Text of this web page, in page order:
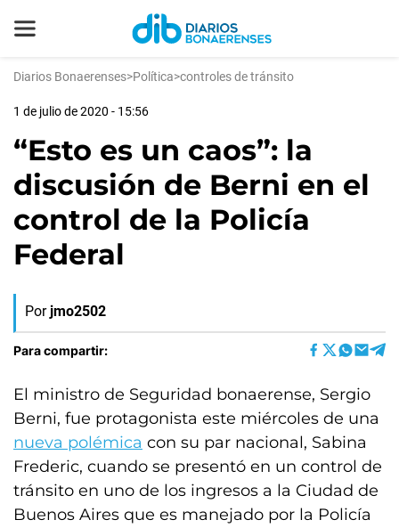
Diarios Bonaerenses>Política>controles de tránsito
1 de julio de 2020 - 15:56
“Esto es un caos”: la
discusión de Berni en el
control de la Policía
Federal
Por jmo2502
Para compartir:
El ministro de Seguridad bonaerense, Sergio
Berni, fue protagonista este miércoles de una
nueva polémica con su par nacional, Sabina
Frederic, cuando se presentó en un control de
tránsito en uno de los ingresos a la Ciudad de
Buenos Aires que es manejado por la Policía